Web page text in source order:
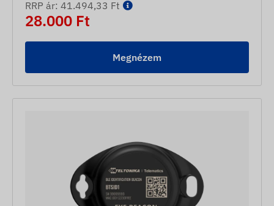
RRP ár: 41.494,33 Ft
28.000 Ft
Megnézem